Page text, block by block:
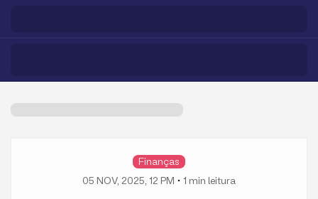
Finanças
05 NOV, 2025, 12 PM
1 min leitura